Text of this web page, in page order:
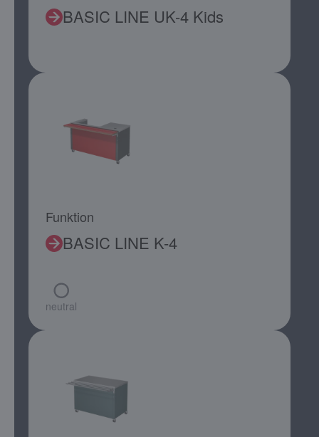
BASIC LINE UK-4 Kids
Funktion
BASIC LINE K-4
neutral